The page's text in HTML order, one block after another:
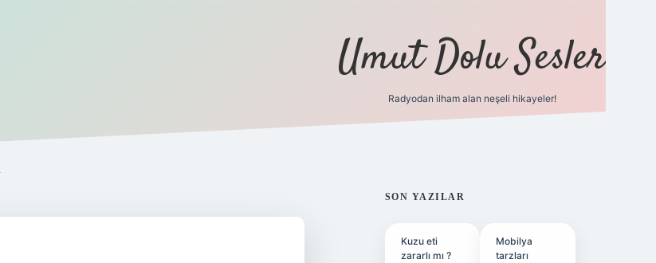
Umut Dolu Sesler
Radyodan ilham alan neşeli hikayeler!
SIDEBAR
SON YAZILAR
Kuzu eti
zararlı mı ?
Mobilya
tarzları